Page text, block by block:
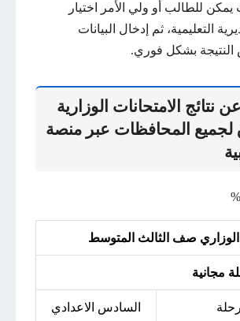
يمكن للطالب أو ولي الأمر اختيار
التعليمية، ثم إدخال البيانات
النتيجة بشكل فوري.
نتائج الامتحانات الوزارية
لجميع المحافظات عبر منصة
الوزاري صف الثالث المتوسط
السادس الاعدادي